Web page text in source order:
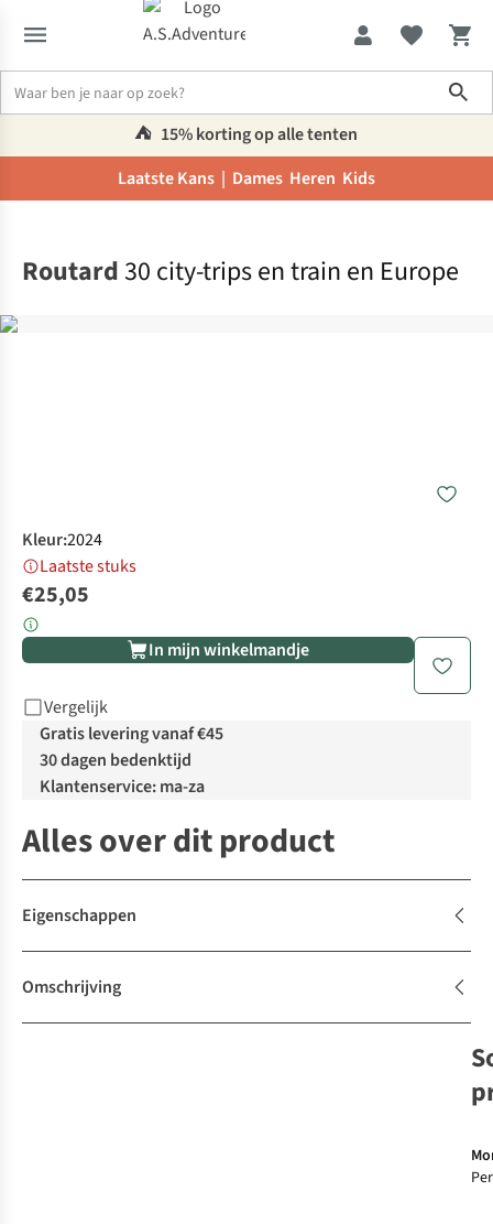
⛺️ 15% korting op alle tenten
Laatste Kans | Dames Heren Kids
Routard30 city-trips en train en Europe
Kleur:2024
Laatste stuks
€25,05
In mijn winkelmandje
Vergelijk
Gratis levering vanaf €45
30 dagen bedenktijd
Klantenservice: ma-za
Alles over dit product
Eigenschappen
Omschrijving